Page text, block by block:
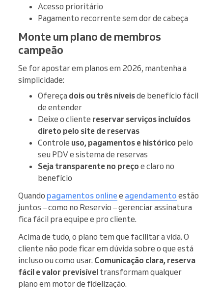
Acesso prioritário
Pagamento recorrente sem dor de cabeça
Monte um plano de membros
campeão
Se for apostar em planos em 2026, mantenha a
simplicidade:
Ofereça dois ou três níveisde benefício fácil
de entender
Deixe o cliente reservar serviços incluídos
direto pelo site de reservas
Controle uso, pagamentos e histórico pelo
seu PDV e sistema de reservas
Seja transparente no preço e claro no
benefício
Quando pagamentos online e agendamento estão
juntos – como no Reservio – gerenciar assinatura
fica fácil pra equipe e pro cliente.
Acima de tudo, o plano tem que facilitar a vida. O
cliente não pode ficar em dúvida sobre o que está
incluso ou como usar. Comunicação clara, reserva
fácil e valor previsível transformam qualquer
plano em motor de fidelização.